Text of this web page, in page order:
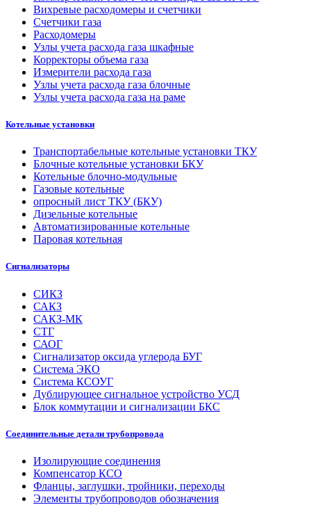
Вихревые расходомеры и счетчики
Счетчики газа
Расходомеры
Узлы учета расхода газа шкафные
Корректоры объема газа
Измерители расхода газа
Узлы учета расхода газа блочные
Узлы учета расхода газа на раме
Котельные установки
Транспортабельные котельные установки ТКУ
Блочные котельные установки БКУ
Котельные блочно-модульные
Газовые котельные
опросный лист ТКУ (БКУ)
Дизельные котельные
Автоматизированные котельные
Паровая котельная
Сигнализаторы
СИКЗ
САКЗ
САКЗ-МК
СТГ
САОГ
Сигнализатор оксида углерода БУГ
Система ЭКО
Система КСОУГ
Дублирующее сигнальное устройство УСД
Блок коммутации и сигнализации БКС
Соединительные детали трубопровода
Изолирующие соединения
Компенсатор КСО
Фланцы, заглушки, тройники, переходы
Элементы трубопроводов обозначения